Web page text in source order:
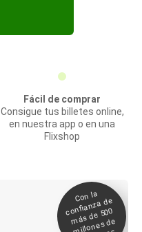
Fácil de comprar
Consigue tus billetes online,
en nuestra app o en una
Flixshop
Con la
confianza de
más de 500
millones de